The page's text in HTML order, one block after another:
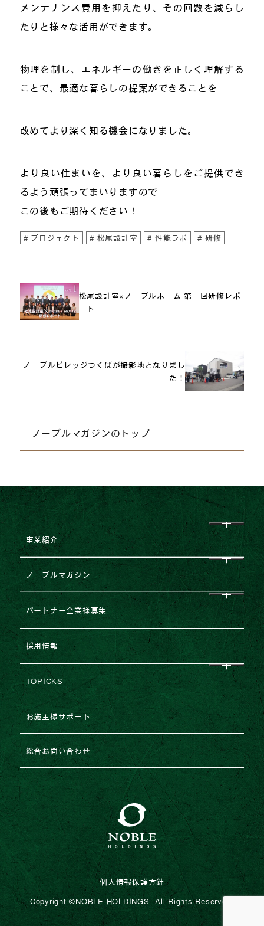
メンテナンス費用を抑えたり、その回数を減らし
たりと様々な活用ができます。
物理を制し、エネルギーの働きを正しく理解する
ことで、最適な暮らしの提案ができることを
改めてより深く知る機会になりました。
より良い住まいを、より良い暮らしをご提供でき
るよう頑張ってまいりますので
この後もご期待ください！
プロジェクト 松尾設計室 性能ラボ 研修
松尾設計室×ノーブルホーム 第一回研修レポ
ート
ノーブルビレッジつくばが撮影地となりまし
た！
ノーブルマガジンのトップ
事業紹介
CEO挨拶
企業理念
会社概要
グループ企業一覧
沿革・変遷
ESGの取り組み
ノーブルマガジン
すべて
NEWS
レポート
パートナー企業様募集
企業提携・M&Aのご相談
建築協力業者様募集
不動産売却
法人のお客様専用お問い合わせ
採用情報
TOPICKS
2026年
2025年
2024年
2023年
お施主様サポート
総合お問い合わせ
個人情報保護方針
Copyright ©︎NOBLE HOLDINGS. All Rights Reserved.